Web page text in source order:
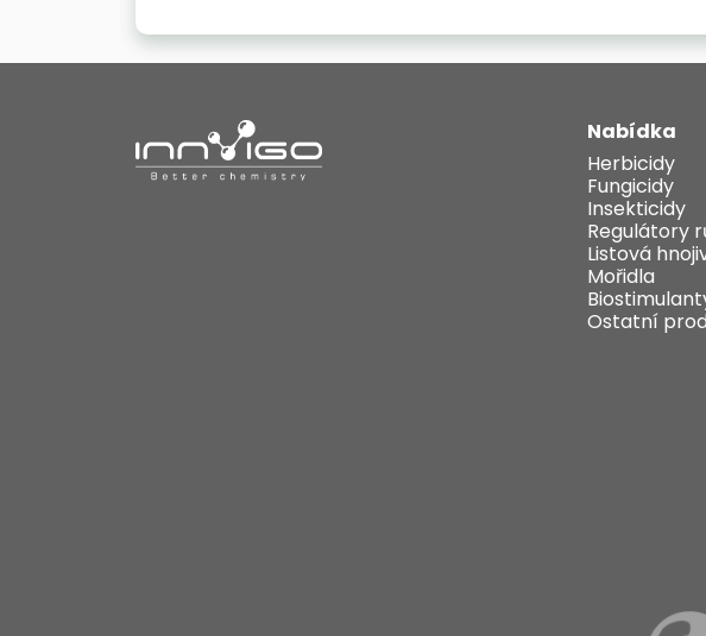
Nabídka
Herbicidy
Fungicidy
Insekticidy
Regulátory
Listová
Mořidla
Ostatní